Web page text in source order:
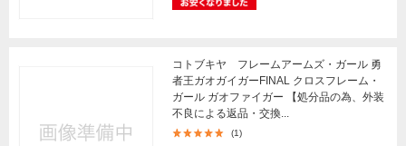
コトブキヤ フレームアームズ・ガール 勇
者王ガオガイガーFINAL クロスフレーム・
ガール ガオファイガー 【処分品の為、外装
不良による返品・交換...
(1)